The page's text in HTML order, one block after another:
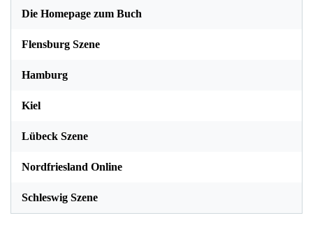
Die Homepage zum Buch
Flensburg Szene
Hamburg
Kiel
Lübeck Szene
Nordfriesland Online
Schleswig Szene